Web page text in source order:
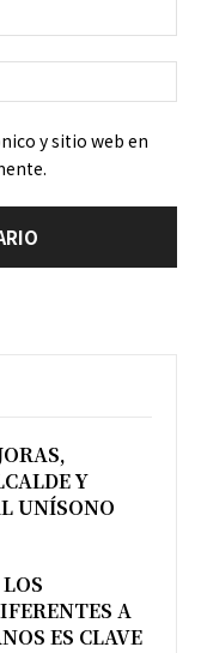
y sitio web en
Y
UNÍSONO
A
ES CLAVE